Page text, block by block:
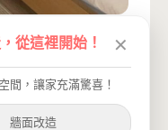
非常常見且重要
來一種純淨、清
看起來更加寬
地板、窗簾或者
從這裡開始！ ✕
間，讓家充滿驚喜！
牆面改造